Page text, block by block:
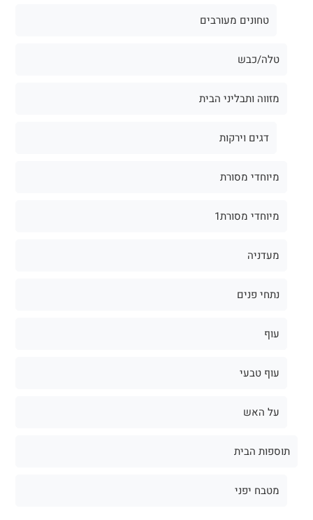
טחונים מעורבים
טלה/כבש
מזווה ותבליני הבית
דגים וירקות
מיוחדי מסורת
מיוחדי מסורת1
מעדניה
נתחי פנים
עוף
עוף טבעי
על האש
תוספות הבית
מטבח יפני